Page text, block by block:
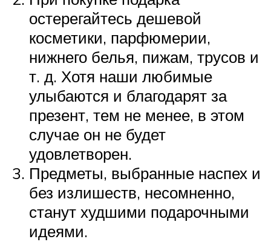
остерегайтесь дешевой
косметики, парфюмерии,
нижнего белья, пижам, трусов и
т. д. Хотя наши любимые
улыбаются и благодарят за
презент, тем не менее, в этом
случае он не будет
удовлетворен.
Предметы, выбранные наспех и
без излишеств, несомненно,
станут худшими подарочными
идеями.